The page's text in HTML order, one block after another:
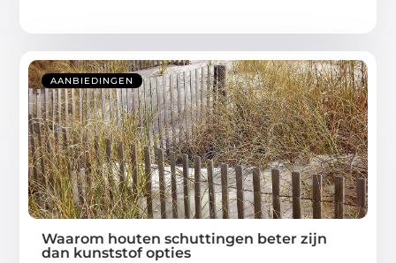
AANBIEDINGEN
Waarom houten schuttingen beter zijn
dan kunststof opties